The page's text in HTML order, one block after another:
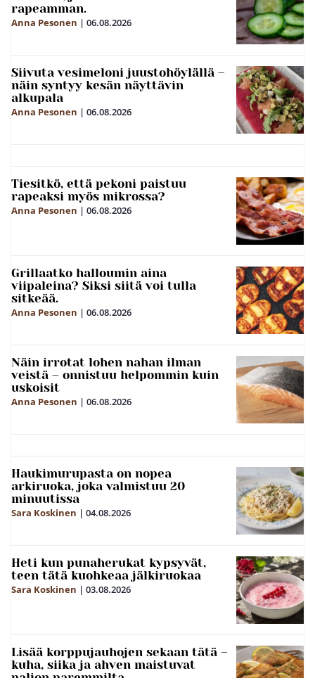
rapeamman.
Anna Pesonen | 06.08.2026
Siivuta vesimeloni juustohöylällä –
näin syntyy kesän näyttävin
alkupala
Anna Pesonen | 06.08.2026
Tiesitkö, että pekoni paistuu
rapeaksi myös mikrossa?
Anna Pesonen | 06.08.2026
Grillaatko halloumin aina
viipaleina? Siksi siitä voi tulla
sitkeää.
Anna Pesonen | 06.08.2026
Näin irrotat lohen nahan ilman
veistä – onnistuu helpommin kuin
uskoisit
Anna Pesonen | 06.08.2026
Haukimurupasta on nopea
arkiruoka, joka valmistuu 20
minuutissa
Sara Koskinen | 04.08.2026
Heti kun punaherukat kypsyvät,
teen tätä kuohkeaa jälkiruokaa
Sara Koskinen | 03.08.2026
Lisää korppujauhojen sekaan tätä –
kuha, siika ja ahven maistuvat